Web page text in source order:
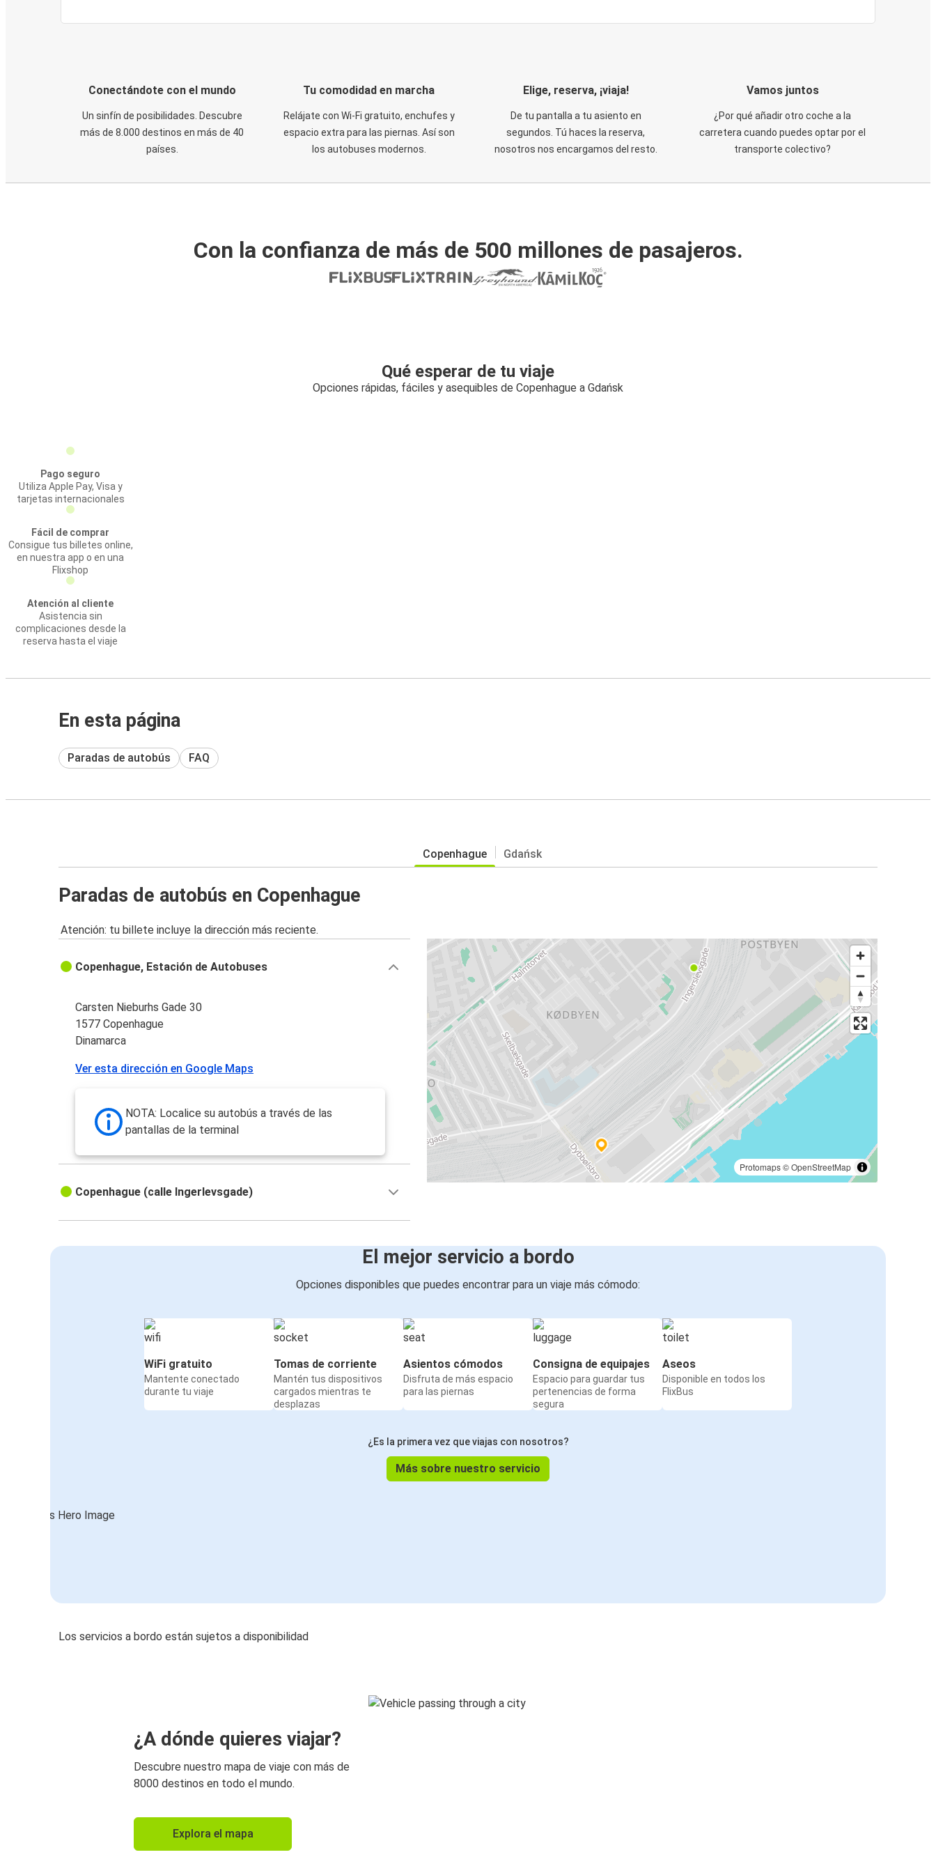
Conectándote con el mundo
Un sinfín de posibilidades. Descubre
más de 8.000 destinos en más de 40
países.
Tu comodidad en marcha
Relájate con Wi-Fi gratuito, enchufes y
espacio extra para las piernas. Así son
los autobuses modernos.
Elige, reserva, ¡viaja!
De tu pantalla a tu asiento en
segundos. Tú haces la reserva,
nosotros nos encargamos del resto.
Vamos juntos
¿Por qué añadir otro coche a la
carretera cuando puedes optar por el
transporte colectivo?
Con la confianza de más de 500 millones de pasajeros.
Qué esperar de tu viaje
Opciones rápidas, fáciles y asequibles de Copenhague a Gdańsk
Pago seguro
Utiliza Apple Pay, Visa y
tarjetas internacionales
Fácil de comprar
Consigue tus billetes online,
en nuestra app o en una
Flixshop
Atención al cliente
Asistencia sin
complicaciones desde la
reserva hasta el viaje
En esta página
Paradas de autobús FAQ
Copenhague Gdańsk
Paradas de autobús en Copenhague
Atención: tu billete incluye la dirección más reciente.
Protomaps©OpenStreetMap
Copenhague, Estación de Autobuses
Carsten Nieburhs Gade 30
1577 Copenhague
Dinamarca
Ver esta dirección en Google Maps
NOTA: Localice su autobús a través de las
pantallas de la terminal
Copenhague (calle Ingerlevsgade)
El mejor servicio a bordo
Opciones disponibles que puedes encontrar para un viaje más cómodo:
WiFi gratuito
Mantente conectado
durante tu viaje
Tomas de corriente
Mantén tus dispositivos
cargados mientras te
desplazas
Asientos cómodos
Disfruta de más espacio
para las piernas
Consigna de equipajes
Espacio para guardar tus
pertenencias de forma
segura
Aseos
Disponible en todos los
FlixBus
¿Es la primera vez que viajas con nosotros?
Más sobre nuestro servicio
Los servicios a bordo están sujetos a disponibilidad
¿A dónde quieres viajar?
Descubre nuestro mapa de viaje con más de
8000 destinos en todo el mundo.
Explora el mapa